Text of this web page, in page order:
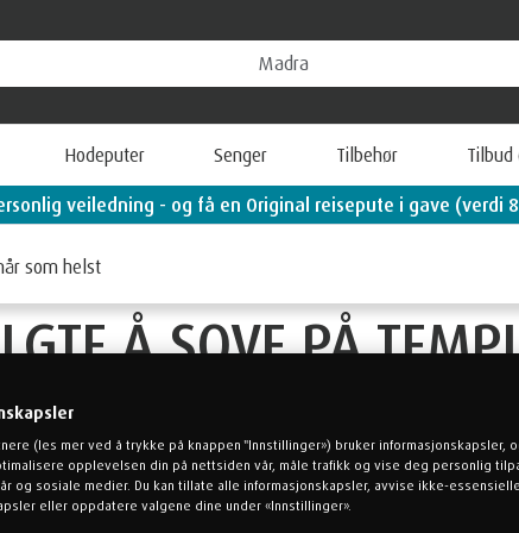
Hodeputer Senger Tilbehør
veiledning - og få en Original reisepute i gave (verdi
som helst
DET NORSKE
Å SOVE PÅ
(les mer ved å trykke på knappen "Innstillinger») bruker informasjonskapsler,
opplevelsen din på nettsiden vår, måle trafikk og vise deg personlig
og sosiale medier. Du kan tillate alle informasjonskapsler, avvise ikke-essensielle
eller oppdatere valgene dine under «Innstillinger».